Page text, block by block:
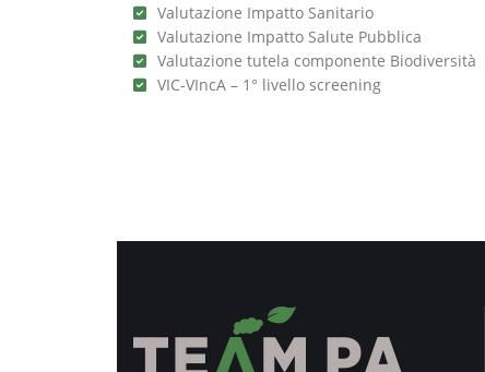
Valutazione Impatto Sanitario
Valutazione Impatto Salute Pubblica
Valutazione tutela componente Biodiversità
VIC-VIncA – 1° livello screening